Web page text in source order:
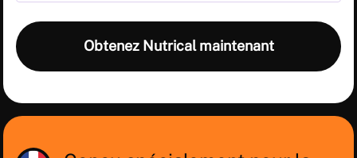
Obtenez Nutrical maintenant